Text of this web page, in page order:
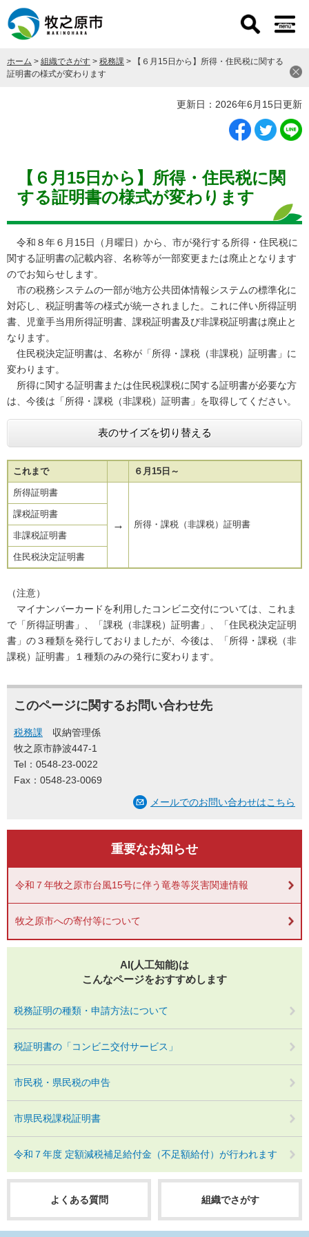
ー
先
頭
ニ
を
飛
ホーム > 組織でさがす > 税務課 >
【６月15日から】所得・住民税に関する
証明書の様式が変わります
更新日：2026年6月15日更新
【６月15日から】所得・住民税に関
する証明書の様式が変わります
令和８年６月15日（月曜日）から、市が発行する所得・住民税に
関する証明書の記載内容、名称等が一部変更または廃止となります
のでお知らせします。
市の税務システムの一部が地方公共団体情報システムの標準化に
対応し、税証明書等の様式が統一されました。これに伴い所得証明
書、児童手当用所得証明書、課税証明書及び非課税証明書は廃止と
なります。
​ 住民税決定証明書は、名称が「所得・課税（非課税）証明書」に
変わります。
​所得に関する証明書または住民税課税に関する証明書が必要な方
は、今後は「所得・課税（非課税）証明書」を取得してください。
表のサイズを切り替える
これまで ６月15日～
所得証明書
→ 所得・課税（非課税）証明書
課税証明書
非課税証明書
住民税決定証明書
（注意）
マイナンバーカードを利用したコンビニ交付については、これま
で「所得証明書」、「課税（非課税）証明書」、「住民税決定証明
書」の３種類を発行しておりましたが、今後は、「所得・課税（非
課税）証明書」１種類のみの発行に変わります。
このページに関するお問い合わせ先
税務課
収納管理係
牧之原市静波447-1
Tel：0548-23-0022
Fax：0548-23-0069
メールでのお問い合わせはこちら
重要なお知らせ
令和７年牧之原市台風15号に伴う竜巻等災害関連情報
牧之原市への寄付等について
AI(人工知能)は
こんなページをおすすめします
税務証明の種類・申請方法について
税証明書の「コンビニ交付サービス」
市民税・県民税の申告
市県民税課税証明書
令和７年度 定額減税補足給付金（不足額給付）が行われます
よくある質問 組織でさがす